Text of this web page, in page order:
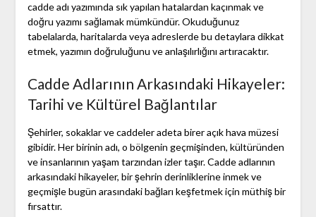
cadde adı yazımında sık yapılan hatalardan kaçınmak ve
doğru yazımı sağlamak mümkündür. Okuduğunuz
tabelalarda, haritalarda veya adreslerde bu detaylara dikkat
etmek, yazımın doğruluğunu ve anlaşılırlığını artıracaktır.
Cadde Adlarının Arkasındaki Hikayeler:
Tarihi ve Kültürel Bağlantılar
Şehirler, sokaklar ve caddeler adeta birer açık hava müzesi
gibidir. Her birinin adı, o bölgenin geçmişinden, kültüründen
ve insanlarının yaşam tarzından izler taşır. Cadde adlarının
arkasındaki hikayeler, bir şehrin derinliklerine inmek ve
geçmişle bugün arasındaki bağları keşfetmek için müthiş bir
fırsattır.